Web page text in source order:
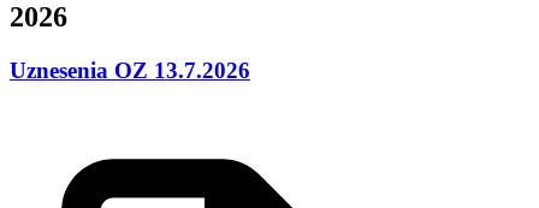
2026
Uznesenia OZ 13.7.2026